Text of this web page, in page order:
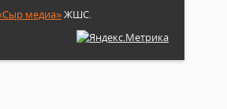
медиа»ЖШС.